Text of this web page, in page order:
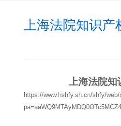
上海法院知识
上海法院知
https://www.hshfy.sh.cn/shfy/web/